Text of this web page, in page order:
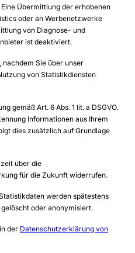
Übermittlung der erhobenen
oder an Werbenetzwerke
von Diagnose- und
ist deaktiviert.
Sie über unser
von Statistikdiensten
gemäß Art. 6 Abs. 1 lit. a DSGVO.
Informationen aus Ihrem
dies zusätzlich auf Grundlage
über die
für die Zukunft widerrufen.
werden spätestens
oder anonymisiert.
der Datenschutzerklärung von